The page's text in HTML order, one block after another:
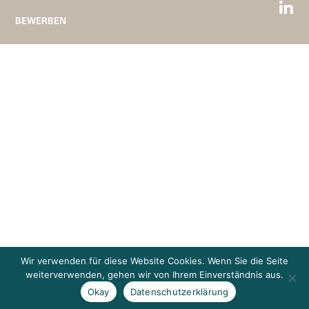
BEWERBEN
Wir verwenden für diese Website Cookies. Wenn Sie die Seite
weiterverwenden, gehen wir von Ihrem Einverständnis aus.
Okay
Datenschutzerklärung